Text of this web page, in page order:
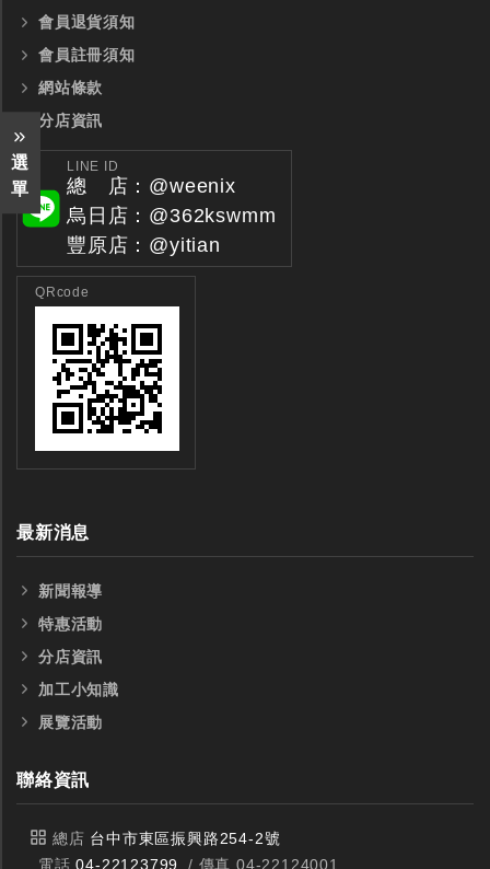
選
單
台製WEENIX四刃全鎢鋼銑刀
會員退貨須知
會員註冊須知
網站條款
分店資訊
LINE ID
總 店：@weenix
烏日店：@362kswmm
豐原店：@yitian
QRcode
最新消息
新聞報導
特惠活動
分店資訊
加工小知識
展覽活動
聯絡資訊
總店 台中市東區振興路254-2號
電話04-22123799 / 傳真 04-22124001